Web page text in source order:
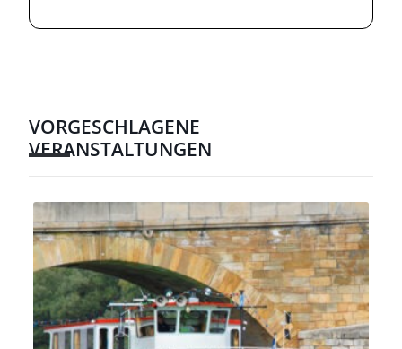
VORGESCHLAGENE
VERANSTALTUNGEN